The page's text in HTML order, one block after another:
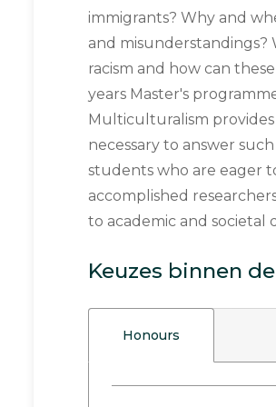
immigrants? Why and
and misunderstandings?
racism and how can
years Master's
Multiculturalism
necessary to answer
students who are eager
accomplished
to academic and societal
Keuzes binnen
Honours